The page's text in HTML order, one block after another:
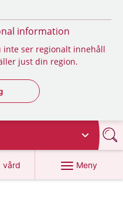
information
inte ser regionalt innehåll
just din region.
regionsväljaren
vård
1177.se
Meny